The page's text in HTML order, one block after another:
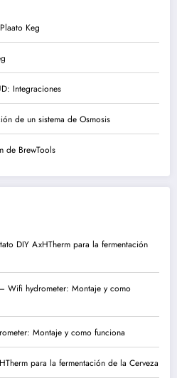
Keg
Integraciones
de un sistema de Osmosis
de BrewTools
DIY AxHTherm para la fermentación
Wifi hydrometer: Montaje y como
Montaje y como funciona
para la fermentación de la Cerveza